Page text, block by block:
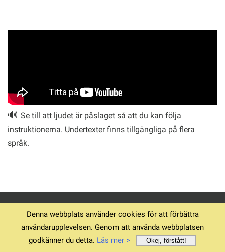
🔊 Se till att ljudet är påslaget så att du kan följa
instruktionerna. Undertexter finns tillgängliga på flera
språk.
Sekretess Avtryck Beställningssupport
Denna webbplats använder cookies för att förbättra
användarupplevelsen. Genom att använda webbplatsen
godkänner du detta. Läs mer > Okej, förstått!